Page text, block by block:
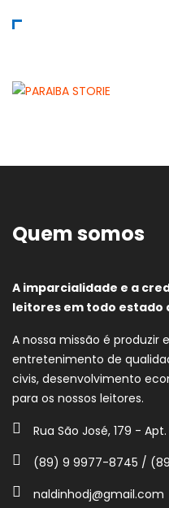
Quem somos
A imparcialidade e a
leitores em todo estado
A nossa missão é
entretenimento de
civis, desenvolvimento
para os nossos leitores.
Rua São José, 179 - Apt.
(89) 9 9977-8745 /
naldinhodj@gmail.com